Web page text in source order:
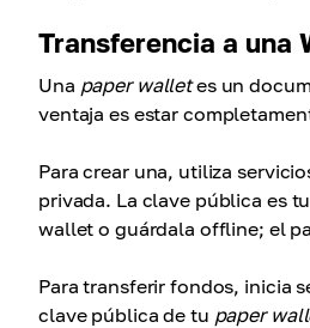
Transferencia a una
Una paper walletes un
ventaja es estar
Para crear una, utiliza
privada. La clave pública es
wallet o guárdala offline; el
Para transferir fondos, inicia
clave pública de tu paper